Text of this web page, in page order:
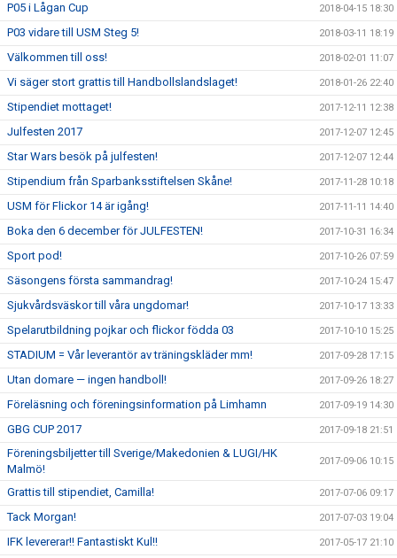
P05 i Lågan Cup 2018-04-15 18:30
P03 vidare till USM Steg 5! 2018-03-11 18:19
Välkommen till oss! 2018-02-01 11:07
Vi säger stort grattis till Handbollslandslaget! 2018-01-26 22:40
Stipendiet mottaget! 2017-12-11 12:38
Julfesten 2017 2017-12-07 12:45
Star Wars besök på julfesten! 2017-12-07 12:44
Stipendium från Sparbanksstiftelsen Skåne! 2017-11-28 10:18
USM för Flickor 14 är igång! 2017-11-11 14:40
Boka den 6 december för JULFESTEN! 2017-10-31 16:34
Sport pod! 2017-10-26 07:59
Säsongens första sammandrag! 2017-10-24 15:47
Sjukvårdsväskor till våra ungdomar! 2017-10-17 13:33
Spelarutbildning pojkar och flickor födda 03 2017-10-10 15:25
STADIUM = Vår leverantör av träningskläder mm! 2017-09-28 17:15
Utan domare — ingen handboll! 2017-09-26 18:27
Föreläsning och föreningsinformation på Limhamn 2017-09-19 14:30
GBG CUP 2017 2017-09-18 21:51
Föreningsbiljetter till Sverige/Makedonien & LUGI/HK
Malmö!
2017-09-06 10:15
Grattis till stipendiet, Camilla! 2017-07-06 09:17
Tack Morgan! 2017-07-03 19:04
IFK levererar!! Fantastiskt Kul!! 2017-05-17 21:10